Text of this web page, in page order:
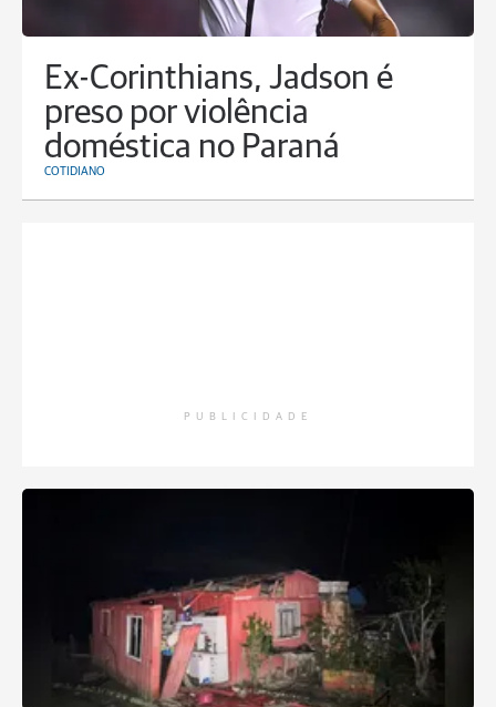
Ex-Corinthians, Jadson é
preso por violência
doméstica no Paraná
COTIDIANO
PUBLICIDADE